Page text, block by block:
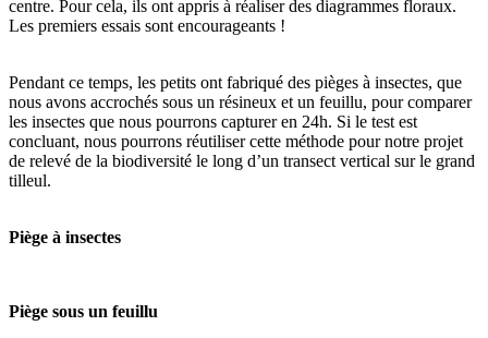
centre. Pour cela, ils ont appris à réaliser des diagrammes floraux.
Les premiers essais sont encourageants !
Pendant ce temps, les petits ont fabriqué des pièges à insectes, que
nous avons accrochés sous un résineux et un feuillu, pour comparer
les insectes que nous pourrons capturer en 24h. Si le test est
concluant, nous pourrons réutiliser cette méthode pour notre projet
de relevé de la biodiversité le long d’un transect vertical sur le grand
tilleul.
Piège à insectes
Piège sous un feuillu